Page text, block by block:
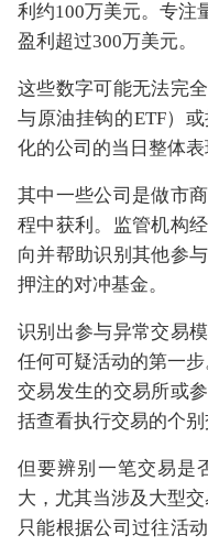
利约100万美元。专注
盈利超过300万美元。
这些数字可能无法完
与原油挂钩的ETF）
化的公司的当日整体表
其中一些公司是做市
程中获利。监管机构
向并帮助识别其他参
押注的对冲基金。
识别出参与异常交易
任何可疑活动的第一
交易发生的交易所或
括查看执行交易的个别
但要辨别一笔交易是
大，尤其当涉及大型
只能根据公司过往活